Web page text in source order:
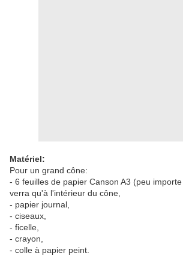
Matériel:
Pour un grand cône:
- 6 feuilles de papier Canson A3 (peu
verra qu'à l'intérieur du cône,
- papier journal,
- ciseaux,
- ficelle,
- crayon,
- colle à papier peint.